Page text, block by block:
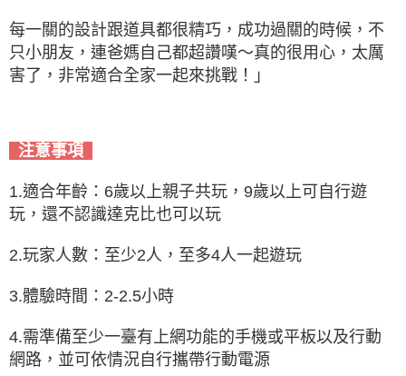
每一關的設計跟道具都很精巧，成功過關的時候，不
只小朋友，連爸媽自己都超讚嘆～真的很用心，太厲
害了，非常適合全家一起來挑戰！」
注意事項
1.適合年齡：6歲以上親子共玩，9歲以上可自行遊
玩，還不認識達克比也可以玩
2.玩家人數：至少2人，至多4人一起遊玩
3.體驗時間：2-2.5小時
4.需準備至少一臺有上網功能的手機或平板以及行動
網路，並可依情況自行攜帶行動電源